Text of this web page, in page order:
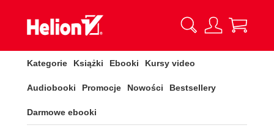
Kategorie Książki Ebooki Kursy video
Audiobooki Promocje Nowości Bestsellery
Darmowe ebooki